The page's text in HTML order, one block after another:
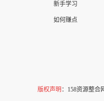
新手学习
如何赚点
版权声明 ：158资源整